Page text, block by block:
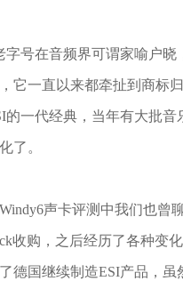
字号在音频界可谓家喻户晓
它一直以来都牵扯到商标
的一代经典，当年有大批
了。
声卡评测中我们也曾
收购，之后经历了各种变
德国继续制造ESI产品，